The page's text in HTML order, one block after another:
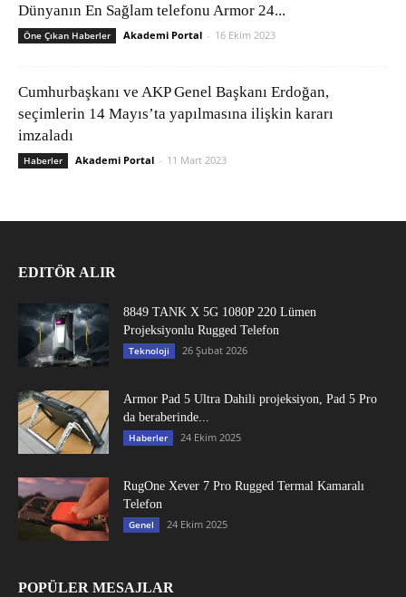
Dünyanın En Sağlam telefonu Armor 24...
Öne Çıkan Haberler Akademi Portal - 16 Ekim 2023
Cumhurbaşkanı ve AKP Genel Başkanı Erdoğan,
seçimlerin 14 Mayıs’ta yapılmasına ilişkin kararı
imzaladı
Haberler Akademi Portal - 11 Mart 2023
EDITÖR ALIR
8849 TANK X 5G 1080P 220 Lümen
Projeksiyonlu Rugged Telefon
Teknoloji 26 Şubat 2026
Armor Pad 5 Ultra Dahili projeksiyon, Pad 5 Pro
da beraberinde...
Haberler 24 Ekim 2025
RugOne Xever 7 Pro Rugged Termal Kamaralı
Telefon
Genel 24 Ekim 2025
POPÜLER MESAJLAR